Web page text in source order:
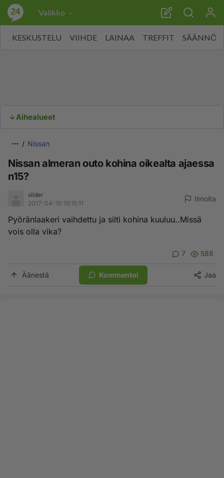
Valikko
KESKUSTELU VIIHDE LAINAA TREFFIT SÄÄNNÖT
Aihealueet
Nissan
Nissan almeran outo kohina oikealta ajaessa
n15?
siider
2017-04-10 19:15:11
Ilmoita
Pyöränlaakeri vaihdettu ja silti kohina kuuluu..Missä
vois olla vika?
7 588
Äänestä Kommentoi Jaa